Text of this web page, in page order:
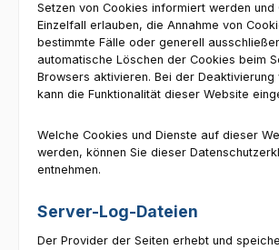
Setzen von Cookies informiert werden und
Einzelfall erlauben, die Annahme von
bestimmte Fälle oder generell
automatische Löschen der Cookies beim
Browsers aktivieren. Bei der Deaktivierung
kann die Funktionalität dieser Website
Welche Cookies und Dienste auf dieser
werden, können Sie dieser
entnehmen.
Server-Log-Dateien
Der Provider der Seiten erhebt und